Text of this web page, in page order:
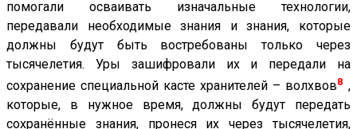
помогали осваивать изначальные технологии,
передавали необходимые знания и знания, которые
должны будут быть востребованы только через
тысячелетия. Уры зашифровали их и передали на
сохранение специальной касте хранителей – волхвов8 ,
которые, в нужное время, должны будут передать
сохранённые знания, пронеся их через тысячелетия,